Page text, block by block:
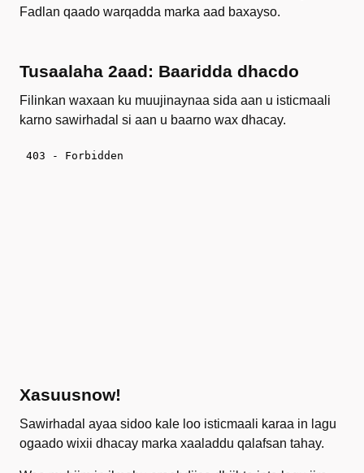
Fadlan qaado warqadda marka aad baxayso.
Tusaalaha 2aad: Baaridda dhacdo
Filinkan waxaan ku muujinaynaa sida aan u isticmaali
karno sawirhadal si aan u baarno wax dhacay.
Xasuusnow!
Sawirhadal ayaa sidoo kale loo isticmaali karaa in lagu
ogaado wixii dhacay marka xaaladdu qalafsan tahay.